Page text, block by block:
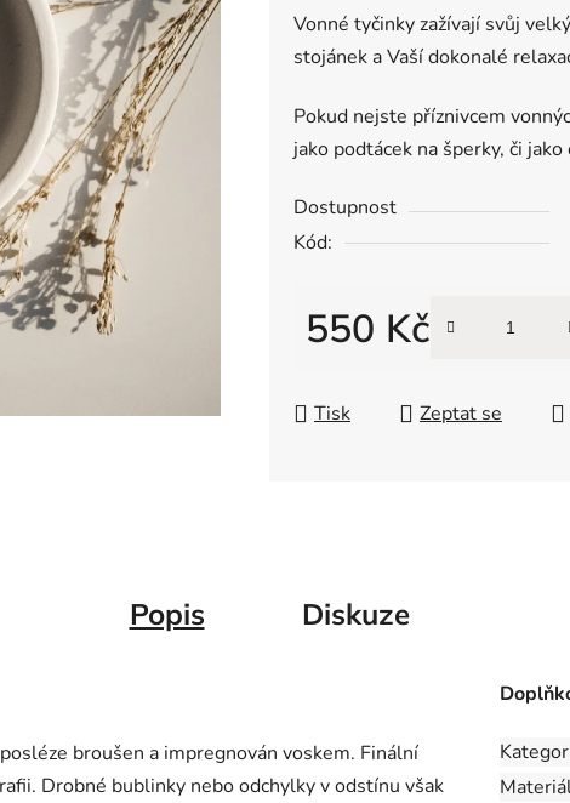
Vonné tyčinky zažívají svůj
stojánek a Vaší dokonalé
Pokud nejste příznivcem
jako podtácek na šperky, či
Dostupnost
Kód:
550 Kč
Tisk Zeptat se
Popis Diskuze
broušen a impregnován voskem. Finální
Drobné bublinky nebo odchylky v odstínu však